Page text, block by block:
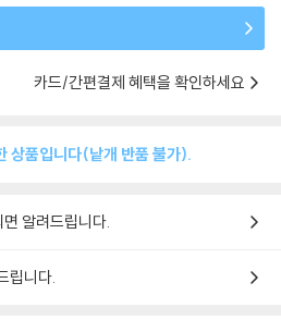
카드/간편결제 혜택을 확인하세요
상품입니다(낱개 반품 불가).
알려드립니다.
립니다.